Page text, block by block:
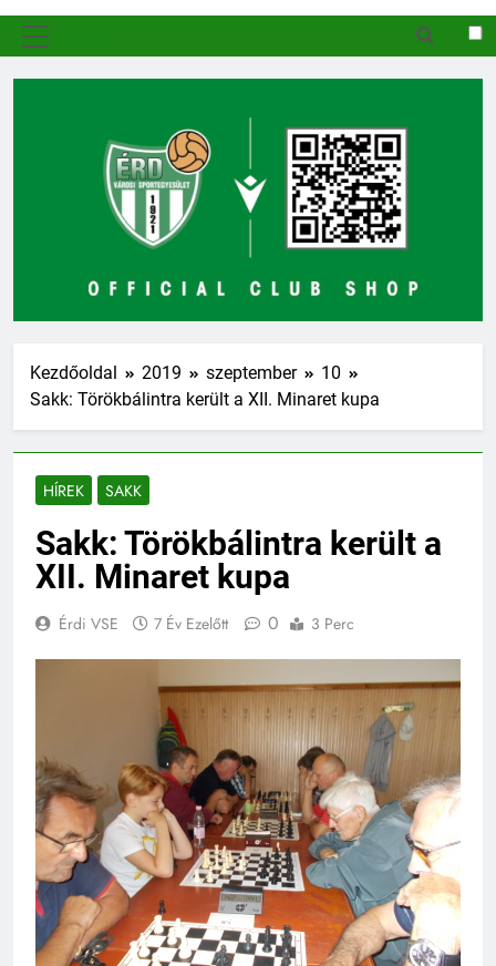
Kezdőoldal 2019 szeptember
10
Sakk: Törökbálintra került a XII. Minaret kupa
HÍREK SAKK
Sakk: Törökbálintra került a
XII. Minaret kupa
Érdi VSE 7 Év Ezelőtt 0 3 Perc